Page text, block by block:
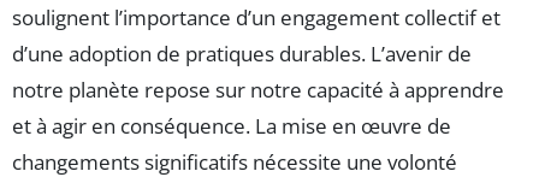
soulignent l’importance d’un engagement collectif et
d’une adoption de pratiques durables. L’avenir de
notre planète repose sur notre capacité à apprendre
et à agir en conséquence. La mise en œuvre de
changements significatifs nécessite une volonté